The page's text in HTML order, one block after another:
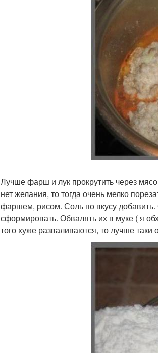
Лучше фарш и лук прокрутить через
нет желания, то тогда очень мелко
фаршем, рисом. Соль по вкусу
сформировать. Обвалять их в муке ( я
того хуже разваливаются, то лучше таки